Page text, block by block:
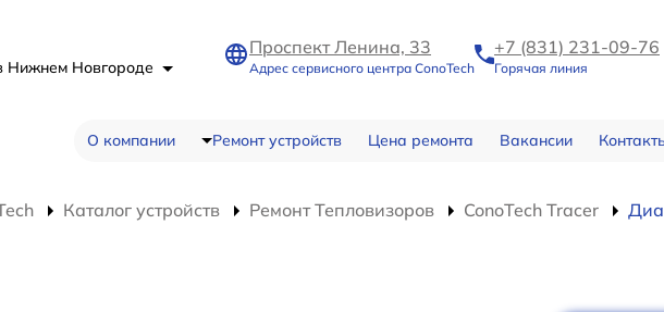
Нижнем Новгороде
Проспект Ленина, 33
Адрес сервисного центра ConoTech
+7 (831) 231-09-76
Горячая линия
О компании Ремонт устройств Цена ремонта Вакансии
Каталог устройств Ремонт Тепловизоров ConoTech Tracer